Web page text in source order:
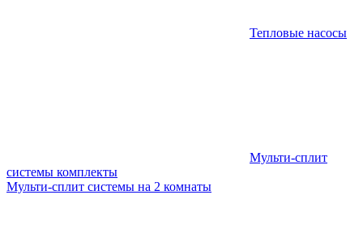
Тепловые насосы
Мульти-сплит
системы комплекты
Мульти-сплит системы на 2 комнаты